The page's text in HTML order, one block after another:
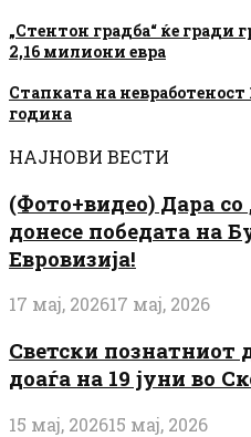
„Стентон градба“ ќе гради
2,16 милиони евра
Стапката на невработеност
година
НАЈНОВИ ВЕСТИ
(Фото+видео) Дара со
донесе победата на
Евровизија!
17 мај, 202617 мај, 2026
Светски познатниот
доаѓа на 19 јуни во
15 мај, 202615 мај, 2026